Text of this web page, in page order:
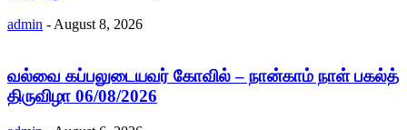
admin - August 8, 2026
வல்வை கப்பலுடையவர் கோவில் – நான்காம் நாள் பகல்த்
திருவிழா 06/08/2026